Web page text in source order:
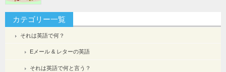
カテゴリー一覧
それは英語で何？
Eメール & レターの英語
それは英語で何と言う？